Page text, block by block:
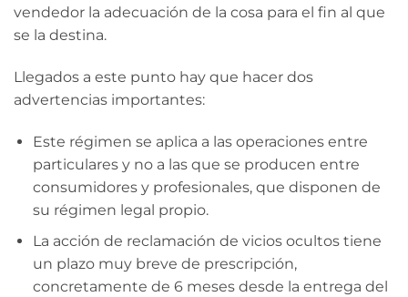
vendedor la adecuación de la cosa para el fin al que
se la destina.
Llegados a este punto hay que hacer dos
advertencias importantes:
Este régimen se aplica a las operaciones entre
particulares y no a las que se producen entre
consumidores y profesionales, que disponen de
su régimen legal propio.
La acción de reclamación de vicios ocultos tiene
un plazo muy breve de prescripción,
concretamente de 6 meses desde la entrega del